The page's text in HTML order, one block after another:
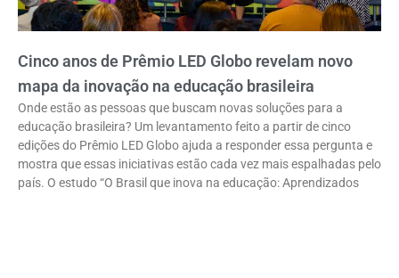
Cinco anos de Prêmio LED Globo revelam novo
mapa da inovação na educação brasileira
Onde estão as pessoas que buscam novas soluções para a
educação brasileira? Um levantamento feito a partir de cinco
edições do Prêmio LED Globo ajuda a responder essa pergunta e
mostra que essas iniciativas estão cada vez mais espalhadas pelo
país. O estudo “O Brasil que inova na educação: Aprendizados